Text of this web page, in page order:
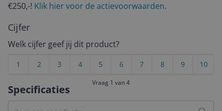
Specificaties
€250,-! Klik hier voor de actievoorwaarden.
Cijfer
Welk cijfer geef jij dit product?
10
9
8
7
6
5
4
3
2
1
Vraag 1 van 4